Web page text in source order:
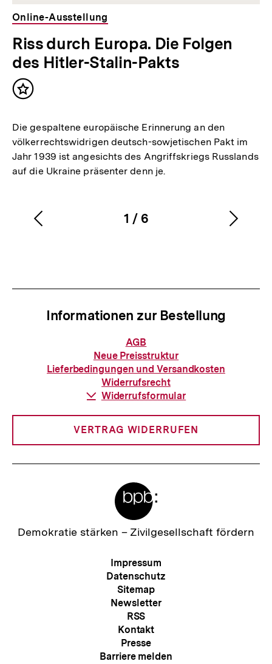
Online-Ausstellung
Riss durch Europa. Die Folgen
des Hitler-Stalin-Pakts
Inhalt
Die gespaltene europäische Erinnerung an den
völkerrechtswidrigen deutsch-sowjetischen Pakt im
Jahr 1939 ist angesichts des Angriffskriegs Russlands
auf die Ukraine präsenter denn je.
Karussellinhalt
1
von
/ 6
Vorherigen
Informationen zur Bestellung
Informationen
zur
Bestellung
AGB
Neue Preisstruktur
Lieferbedingungen und Versandkosten
Widerrufsrecht
Download-
Widerrufsformular
VERTRAG WIDERRUFEN
Zur
Demokratie stärken – Zivilgesellschaft fördern
Meta-
Navigation
Impressum
Datenschutz
Sitemap
Newsletter
RSS
Kontakt
Presse
Barriere melden